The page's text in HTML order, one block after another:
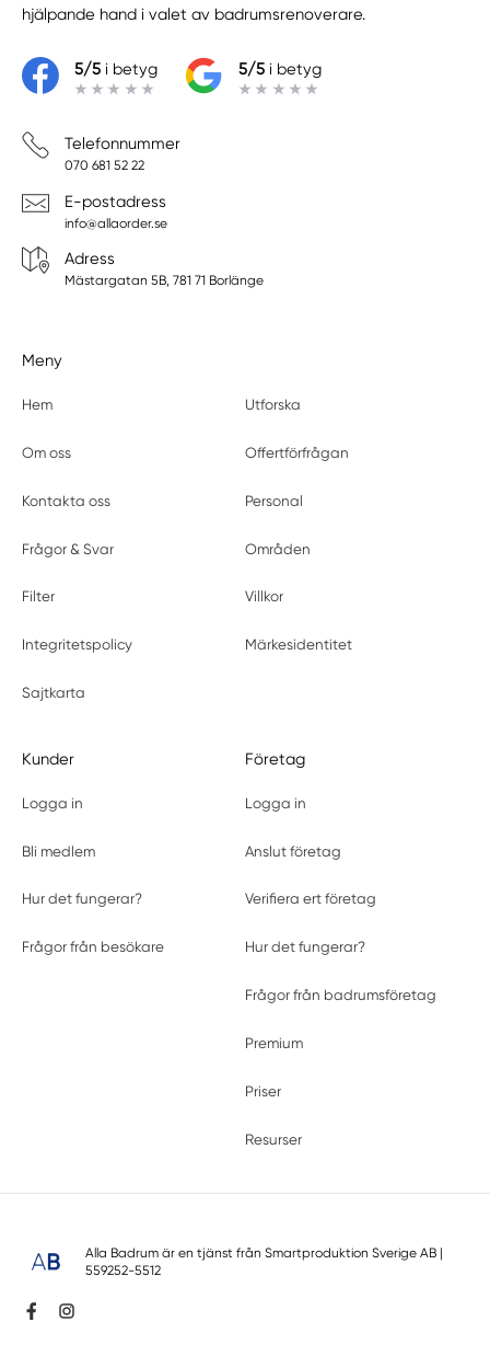
hjälpande hand i valet av badrumsrenoverare.
5/5i betyg 5/5i betyg
Telefonnummer
070 681 52 22
E-postadress
info@allaorder.se
Adress
Mästargatan 5B, 781 71 Borlänge
Meny
Hem Utforska
Om oss Offertförfrågan
Kontakta oss Personal
Frågor & Svar Områden
Filter Villkor
Integritetspolicy Märkesidentitet
Sajtkarta
Kunder
Logga in
Bli medlem
Hur det fungerar?
Frågor från besökare
Företag
Logga in
Anslut företag
Verifiera ert företag
Hur det fungerar?
Frågor från badrumsföretag
Premium
Priser
Resurser
Alla Badrum är en tjänst från Smartproduktion Sverige AB|
559252-5512